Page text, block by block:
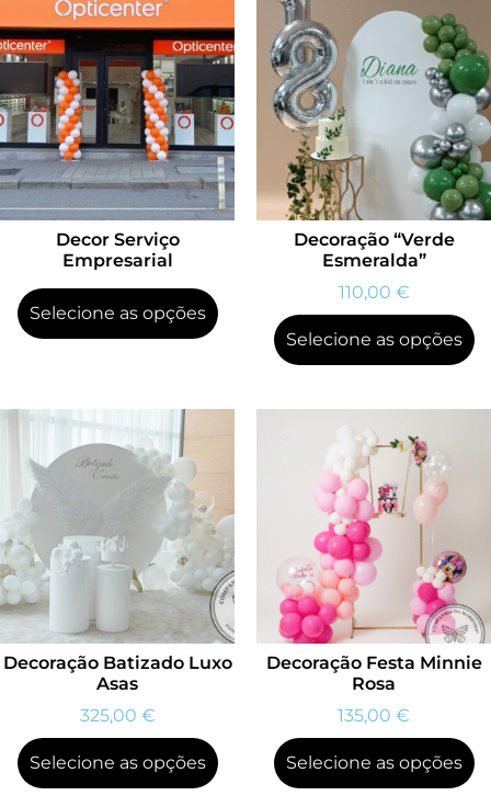
Decor Serviço
Empresarial
Selecione as opções
Decoração “Verde
Esmeralda”
110,00 €
Selecione as opções
Decoração Batizado Luxo
Asas
325,00 €
Selecione as opções
Decoração Festa Minnie
Rosa
135,00 €
Selecione as opções